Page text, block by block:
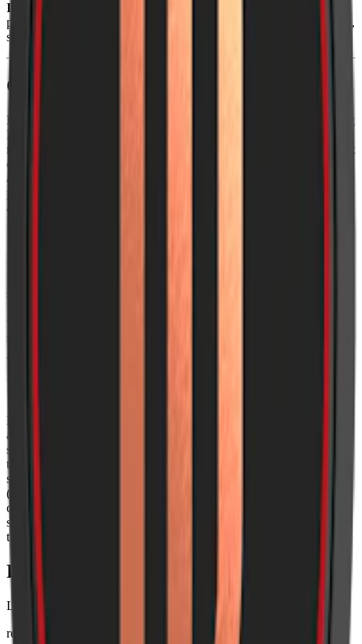
Ingredienser:
propylenglykol), surhetsreglerande medel (E501, kaliumkarbonater),
samt salt och aromer.
Om LD Stark White Portion
LD Stark White Portion är en starkare variant av det klassiska
snuset
LD Vit Portion. Denna starkare snus med stor prilla ger en kraftfull,
men samtidigt balanserad smak. Den välkända blandningen av tobak
och bergamott återspeglar traditionell snusproduktion, där essensen
av välbekanta smaker möter innovation. Jämfört med en traditionell
portionssnus är LD Stark White Portion torrare på ytan. Det innebär
att den rinner mindre också att den ger både smak och nikotin lite
längre.
En dosa LD Stark White Portion innehåller 20 prillor, med en
totalvikt på 16 gram och en vikt per prilla på 0,8 gram. Det är något
mindre än original portion som är den fuktigare varianten av detta
snus. Nikotininnehållet i detta
tobak, fuktbevarande medel, surhetsreglerande medel, salt och
smaksättare. Du hittar
Information om varumärket LD
LD Snus har tillverkats i Vårgårda Kvarn sedan 2001 och är en del
av Nordic Snus, som ägs av det internationella tobaksbolaget JTI
sedan 2007.
tobakssmaker och sin höga kvalitetsstandard. LD finns idag både
som vanligt portionssnus (bruna prillor) och som white portion
(något torrare vita prillor med tobak. LD finns i flera olika styrkor
och smakvarianter, som
salmiak och lakrits. Nordic Snus tillverkar också ett vitt snus utan
tobak:
Färskt snus
Läs mer om hur du förvarar LD Stark Vit Portion
relaterade produkter